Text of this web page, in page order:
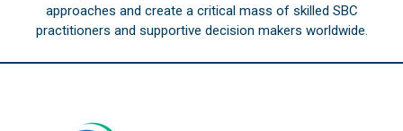
approaches and create a critical mass of skilled SBC
practitioners and supportive decision makers worldwide.